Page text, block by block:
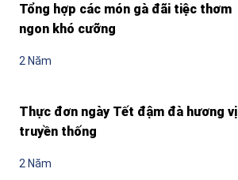
Tổng hợp các món gà đãi tiệc thơm
ngon khó cưỡng
2 Năm
Thực đơn ngày Tết đậm đà hương vị
truyền thống
2 Năm